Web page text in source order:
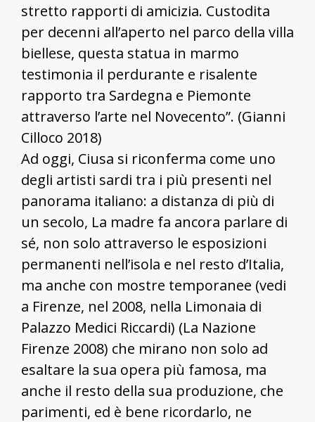
stretto rapporti di amicizia. Custodita
per decenni all’aperto nel parco della villa
biellese, questa statua in marmo
testimonia il perdurante e risalente
rapporto tra Sardegna e Piemonte
attraverso l’arte nel Novecento”. (Gianni
Cilloco 2018)
Ad oggi, Ciusa si riconferma come uno
degli artisti sardi tra i più presenti nel
panorama italiano: a distanza di più di
un secolo, La madre fa ancora parlare di
sé, non solo attraverso le esposizioni
permanenti nell’isola e nel resto d’Italia,
ma anche con mostre temporanee (vedi
a Firenze, nel 2008, nella Limonaia di
Palazzo Medici Riccardi) (La Nazione
Firenze 2008) che mirano non solo ad
esaltare la sua opera più famosa, ma
anche il resto della sua produzione, che
parimenti, ed è bene ricordarlo, ne